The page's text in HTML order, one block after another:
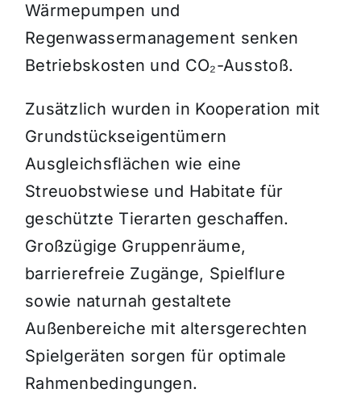
Wärmepumpen und
Regenwassermanagement senken
Betriebskosten und CO₂-Ausstoß.
Zusätzlich wurden in Kooperation mit
Grundstückseigentümern
Ausgleichsflächen wie eine
Streuobstwiese und Habitate für
geschützte Tierarten geschaffen.
Großzügige Gruppenräume,
barrierefreie Zugänge, Spielflure
sowie naturnah gestaltete
Außenbereiche mit altersgerechten
Spielgeräten sorgen für optimale
Rahmenbedingungen.